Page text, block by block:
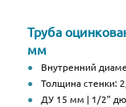
Труба
мм
Внутренний
Толщина стенки:
ДУ 15 мм | 1/2"